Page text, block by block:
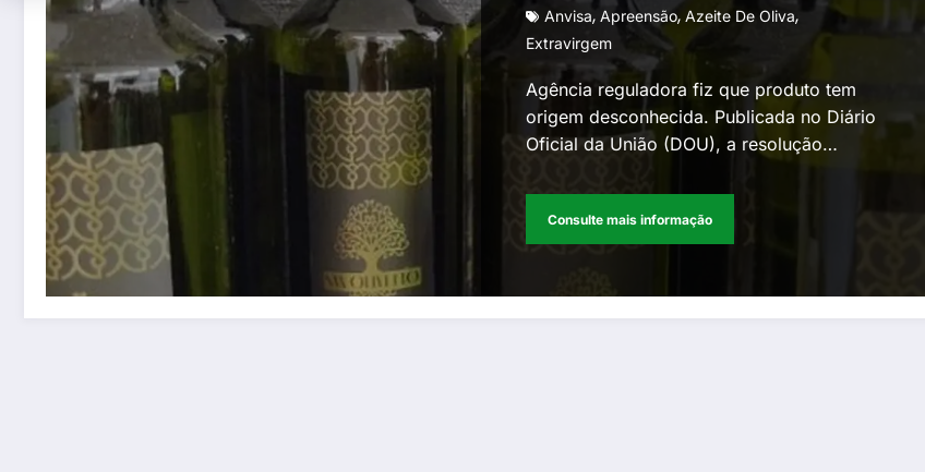
Anvisa,Apreensão,Azeite De Oliva,
Extravirgem
Agência reguladora fiz que produto tem
origem desconhecida. Publicada no Diário
Oficial da União (DOU), a resolução…
Consulte mais informação